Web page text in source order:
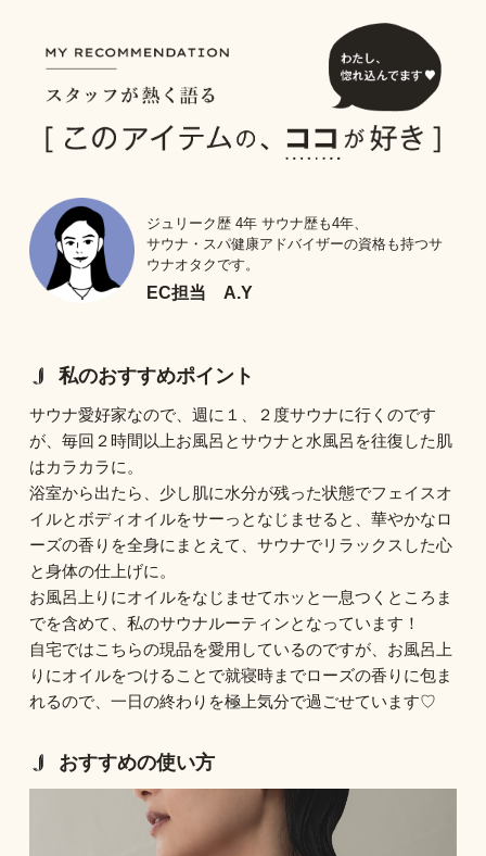
ジュリーク歴 4年 サウナ歴も4年、
サウナ・スパ健康アドバイザーの資格も持つサ
ウナオタクです。
EC担当 A.Y
私のおすすめポイント
サウナ愛好家なので、週に１、２度サウナに行くのです
が、毎回２時間以上お風呂とサウナと水風呂を往復した肌
はカラカラに。
浴室から出たら、少し肌に水分が残った状態でフェイスオ
イルとボディオイルをサーっとなじませると、華やかなロ
ーズの香りを全身にまとえて、サウナでリラックスした心
と身体の仕上げに。
お風呂上りにオイルをなじませてホッと一息つくところま
でを含めて、私のサウナルーティンとなっています！
自宅ではこちらの現品を愛用しているのですが、お風呂上
りにオイルをつけることで就寝時までローズの香りに包ま
れるので、一日の終わりを極上気分で過ごせています♡
おすすめの使い方